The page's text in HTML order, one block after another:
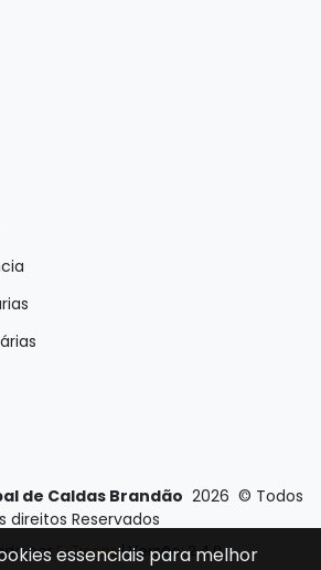
de Caldas Brandão 2026 © Todos
direitos Reservados
por E-Ticons| Versão: 2.4.0
essenciais para melhor